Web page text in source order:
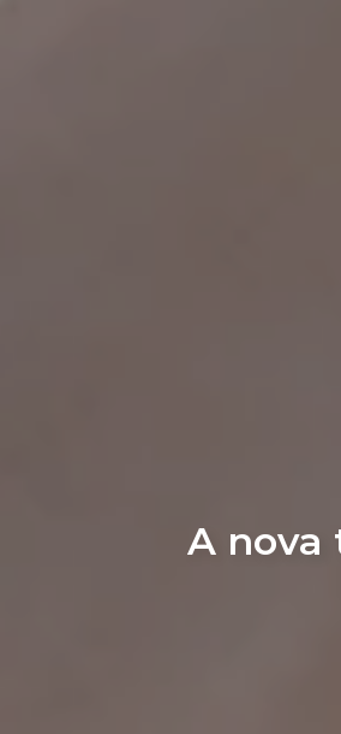
A nova